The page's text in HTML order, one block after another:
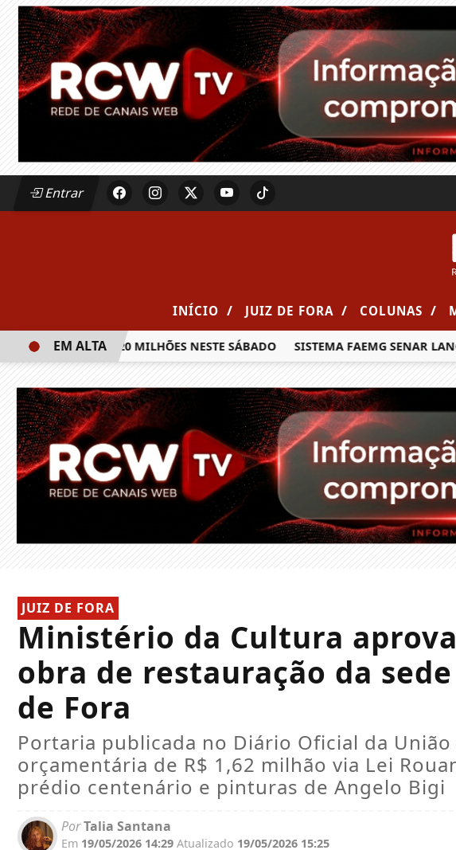
Entrar
INÍCIO / JUIZ DE FORA / COLUNAS /
DE R$ 20 MILHÕES NESTE SÁBADO SISTEMA FAEMG SENAR LANÇA O
EM ALTA
JUIZ DE FORA
Ministério da Cultura
obra de restauração da sede
de Fora
Portaria publicada no Diário Oficial da
orçamentária de R$ 1,62 milhão via Lei
prédio centenário e pinturas de Angelo Bigi
PorTalia Santana
Em 19/05/2026 14:29 Atualizado 19/05/2026 15:25